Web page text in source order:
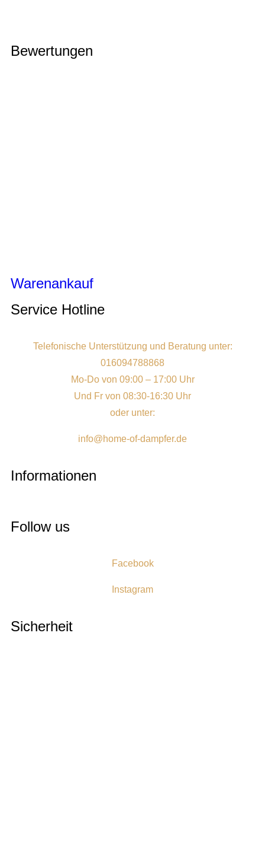
Bewertungen
Warenankauf
Service Hotline
Telefonische Unterstützung und Beratung unter:
016094788868
Mo-Do von 09:00 – 17:00 Uhr
Und Fr von 08:30-16:30 Uhr
oder unter:
info@home-of-dampfer.de
Informationen
Follow us
Facebook
Instagram
Sicherheit